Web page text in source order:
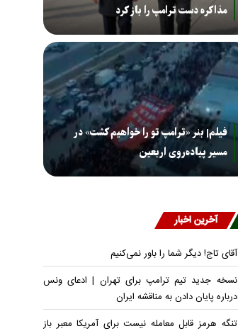
مذاکره دست ترامپ را باز کرد
فیلم| بنر «ترامپ تو را خواهیم کشت» در
مسیر پیاده‌روی اربعین
آخرین اخبار
آقای تاج! دیگر شما را باور نمی‌کنیم
نسخه جدید تیم ترامپ برای تهران | ادعای ونس
درباره پایان دادن به مناقشه ایران
تنگه هرمز قابل معامله نیست برای آمریکا معبر باز